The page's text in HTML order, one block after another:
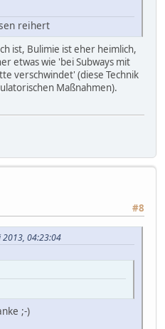
reihert
ist, Bulimie ist eher heimlich,
etwas wie 'bei Subways mit
verschwindet' (diese Technik
Maßnahmen).
#8
2013, 04:23:04
;-)